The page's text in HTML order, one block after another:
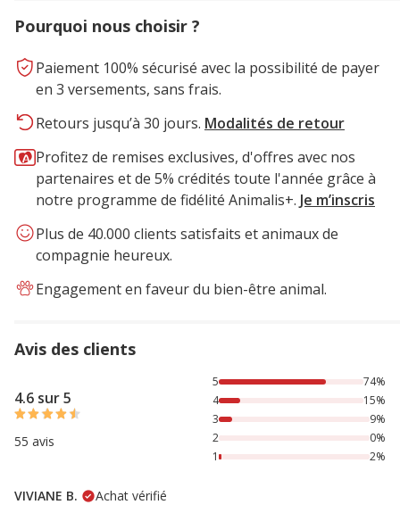
Pourquoi nous choisir ?
Paiement 100% sécurisé avec la possibilité de payer
en 3 versements, sans frais.
Retours jusqu’à 30 jours. Modalités de retour
Profitez de remises exclusives, d'offres avec nos
partenaires et de 5% crédités toute l'année grâce à
notre programme de fidélité Animalis+. Je m’inscris
Plus de 40.000 clients satisfaits et animaux de
compagnie heureux.
Engagement en faveur du bien-être animal.
Avis des clients
4.6 sur 5
55 avis
74% des personnes lont noté avec {1} étoiles, 15% des
5
74%
4
15%
3
9%
2
0%
1
2%
VIVIANE B.
Achat vérifié